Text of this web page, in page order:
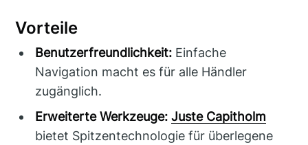
Vorteile
Benutzerfreundlichkeit: Einfache
Navigation macht es für alle Händler
zugänglich.
Erweiterte Werkzeuge: Juste Capitholm
bietet Spitzentechnologie für überlegene